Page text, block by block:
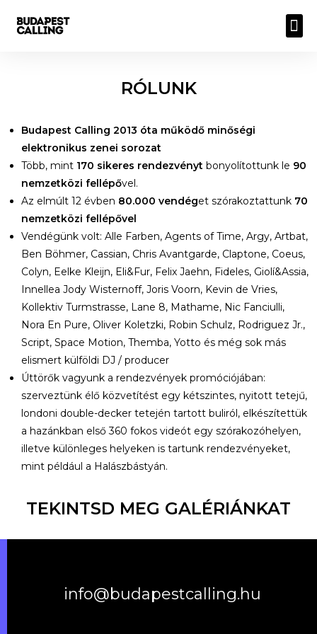
RÓLUNK
Budapest Calling 2013 óta működő minőségi
elektronikus zenei sorozat
Több, mint 170 sikeres rendezvényt bonyolítottunk le 90
nemzetközi fellépővel.
Az elmúlt 12 évben 80.000 vendéget szórakoztattunk 70
nemzetközi fellépővel
Vendégünk volt: Alle Farben, Agents of Time, Argy, Artbat,
Ben Böhmer, Cassian, Chris Avantgarde, Claptone, Coeus,
Colyn, Eelke Kleijn, Eli&Fur, Felix Jaehn, Fideles, Giolí&Assia,
Innellea Jody Wisternoff, Joris Voorn, Kevin de Vries,
Kollektiv Turmstrasse, Lane 8, Mathame, Nic Fanciulli,
Nora En Pure, Oliver Koletzki, Robin Schulz, Rodriguez Jr.,
Script, Space Motion, Themba, Yotto és még sok más
elismert külföldi DJ / producer
Úttörők vagyunk a rendezvények promóciójában:
szerveztünk élő közvetítést egy kétszintes, nyitott tetejű,
londoni double-decker tetején tartott buliról, elkészítettük
a hazánkban első 360 fokos videót egy szórakozóhelyen,
illetve különleges helyeken is tartunk rendezvényeket,
mint például a Halászbástyán.
TEKINTSD MEG GALÉRIÁNKAT
info@budapestcalling.hu